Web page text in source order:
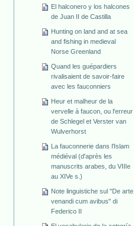
El halconero y los halcones
de Juan II de Castilla
Hunting on land and at sea
and fishing in medieval
Norse Greenland
Quand les guépardiers
rivalisaient de savoir-faire
avec les fauconniers
Heur et malheur de la
vervelle à faucon, ou l'erreur
de Schlegel et Verster van
Wulverhorst
La fauconnerie dans l'Islam
médiéval (d'après les
manuscrits arabes, du VIIIe
au XIVe s.)
Note linguistiche sul "De arte
venandi cum avibus" di
Federico II